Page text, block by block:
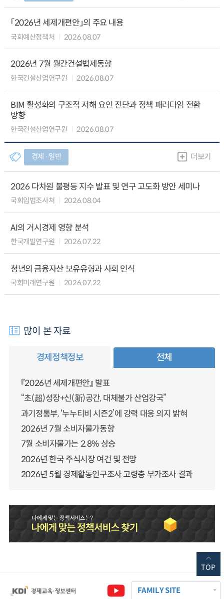
「2026년 세제개편안」의 주요 내용
국회예산정책처 2026.08.07
2026년 7월 월간건설법제동향
한국건설산업연구원 2026.08.07
BIM 활성화의 구조적 저해 요인 진단과 정책 패러다임 전환
방향
한국건설산업연구원 2026.08.07
경제 ∙ 일반 더보기
2026 다차원 불평등 지수 발표 및 연구 고도화 방안 세미나
국회입법조사처 2026.08.04
AI의 거시경제 영향 분석
한국개발연구원 2026.07.22
청년의 금융자산 보유유형과 사회 인식
국회미래연구원 2026.07.22
많이 본 자료
경제정책정보 전체
『2026년 세제개편안』 발표
“초(超)성장+신(新)공간, 대체불가 산업강국”
과기정통부, ‘누누티비 시즌2’에 강력 대응 의지 밝혀
2026년 7월 소비자물가동향
7월 소비자물가는 2.8% 상승
2026년 한국 주식시장 여건 및 전망
2026년 5월 경제활동인구조사 고령층 부가조사 결과
FAMILY SITE
TOP